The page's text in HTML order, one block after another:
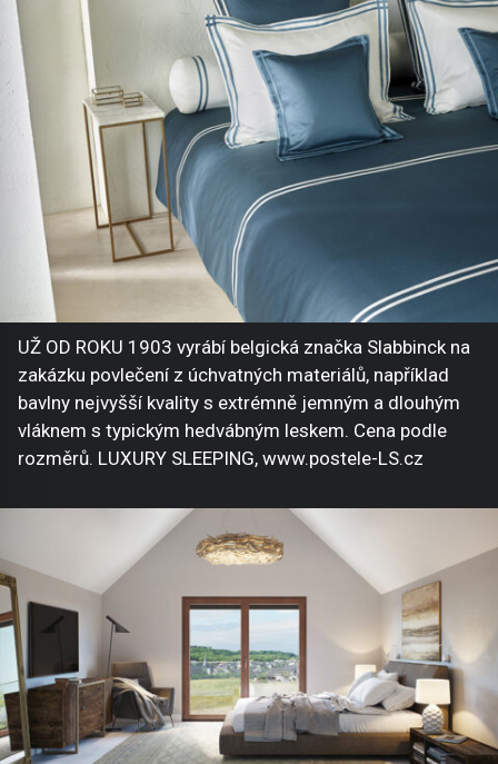
UŽ OD ROKU 1903 vyrábí belgická značka Slabbinck na
zakázku povlečení z úchvatných materiálů, například
bavlny nejvyšší kvality s extrémně jemným a dlouhým
vláknem s typickým hedvábným leskem. Cena podle
rozměrů. LUXURY SLEEPING, www.postele-LS.cz